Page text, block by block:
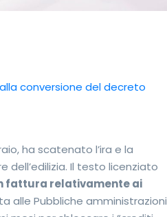
conversione del decreto
ha scatenato l’ira e la
Il testo licenziato
fattura relativamente ai
alle Pubbliche amministrazioni